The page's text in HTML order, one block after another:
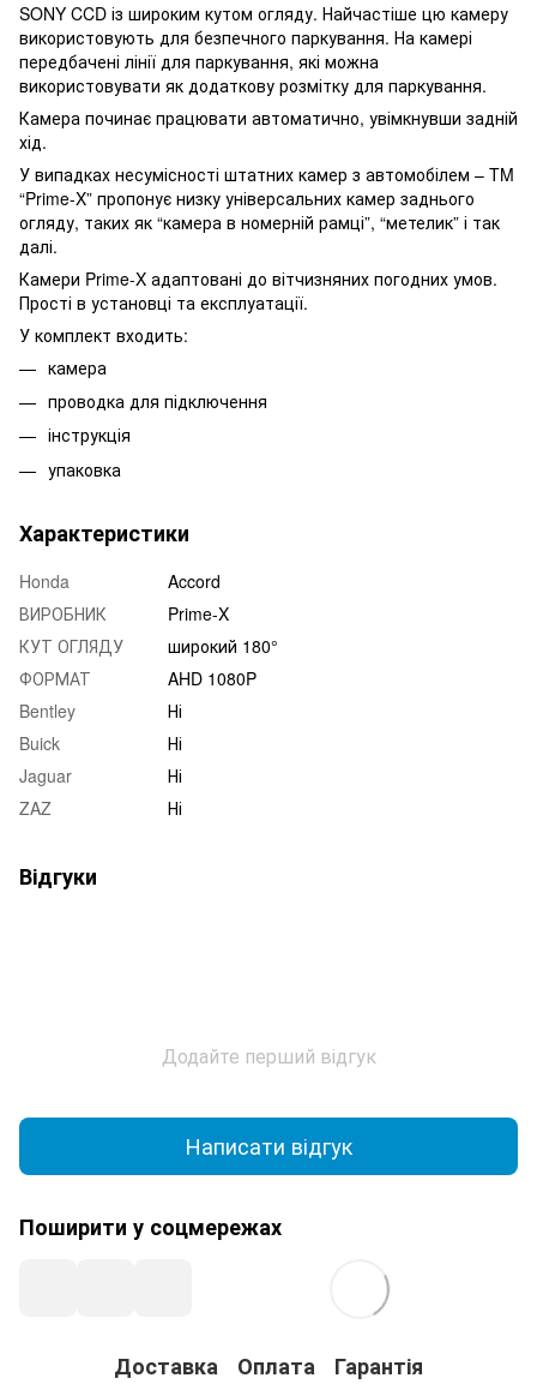
SONY CCD із широким кутом огляду. Найчастіше цю камеру
використовують для безпечного паркування. На камері
передбачені лінії для паркування, які можна
використовувати як додаткову розмітку для паркування.
Камера починає працювати автоматично, увімкнувши задній
хід.
У випадках несумісності штатних камер з автомобілем – TM
“Prime-X” пропонує низку універсальних камер заднього
огляду, таких як “камера в номерній рамці”, “метелик” і так
далі.
Камери Prime-X адаптовані до вітчизняних погодних умов.
Прості в установці та експлуатації.
У комплект входить:
камера
проводка для підключення
інструкція
упаковка
Характеристики
Honda
Accord
ВИРОБНИК
Prime-X
КУТ ОГЛЯДУ
широкий 180°
ФОРМАТ
AHD 1080P
Bentley
Ні
Buick
Ні
Jaguar
Ні
ZAZ
Ні
Відгуки
Додайте перший відгук
Написати відгук
Поширити у соцмережах
Доставка Оплата Гарантія